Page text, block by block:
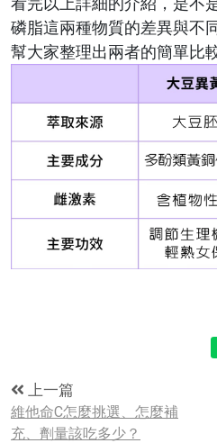
磷脂這兩種物質的差異與不
幫大家整理出兩者的簡單比
上一篇
維他命C怎麼挑選、怎麼補
充、劑量該吃多少？